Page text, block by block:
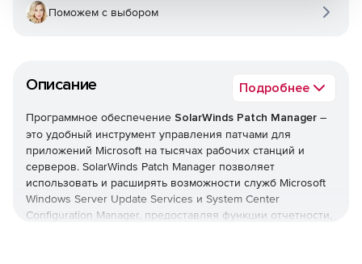
Описание Подробнее
Программное обеспечение SolarWinds Patch Manager –
это удобный инструмент управления патчами для
приложений Microsoft на тысячах рабочих станций и
серверов. SolarWinds Patch Manager позволяет
использовать и расширять возможности служб Microsoft
Windows Server Update Services и System Center
Configuration Manager, предоставляя функции отчетности,
Поможем с выбором